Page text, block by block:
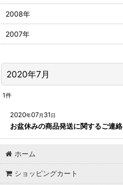
2020年7月
1件
2020年07月 31日
お盆休みの商品発送に関するご連絡
2008年
2007年
ホーム
ショッピングカート